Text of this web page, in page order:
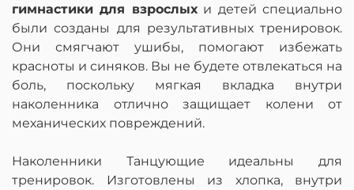
гимнастики для взрослыхи детей специально
были созданы для результативных тренировок.
Они смягчают ушибы, помогают избежать
красноты и синяков. Вы не будете отвлекаться на
боль, поскольку мягкая вкладка внутри
наколенника отлично защищает колени от
механических повреждений.
Наколенники Танцующие идеальны для
тренировок. Изготовлены из хлопка, внутри